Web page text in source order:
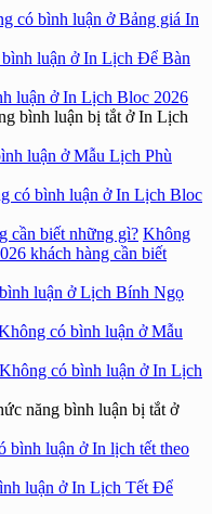
có bình luận ở Bảng giá In
luận ở In Lịch Để Bàn
luận ở In Lịch Bloc 2026
bình luận bị tắtở In Lịch
luận ở Mẫu Lịch Phù
có bình luận ở In Lịch Bloc
cần biết những gì? Không
khách hàng cần biết
luận ở Lịch Bính Ngọ
có bình luận ở Mẫu
Không có bình luận ở In Lịch
năng bình luận bị tắtở
bình luận ở In lịch tết theo
luận ở In Lịch Tết Để